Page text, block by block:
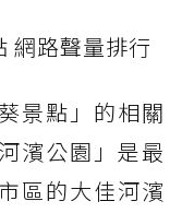
網路聲量排行
景點」的相關
濱公園」是最
區的大佳河濱